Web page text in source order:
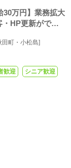
30万円】業務拡大
HP更新ができ
タッフ・正社員
田町・小松島]
歓迎
シニア歓迎